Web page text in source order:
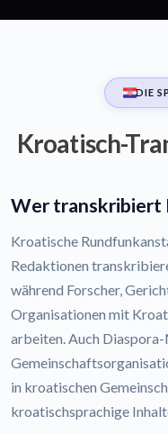
DIE
Kroatisch-
Wer transkribiert
Kroatische
Redaktionen
während Forscher,
Organisationen mit
arbeiten. Auch
in kroatischen
kroatischsprachige